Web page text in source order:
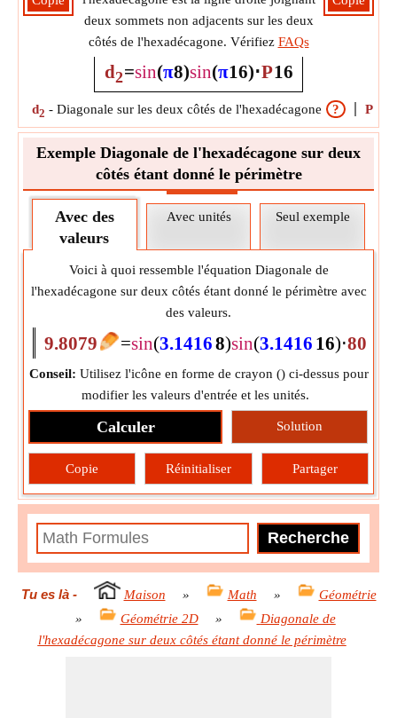
deux sommets non adjacents sur les deux
côtés de l'hexadécagone. Vérifiez FAQs
d2=sin(π8)sin(π16)⋅P16
d2 - Diagonale sur les deux côtés de l'hexadécagone ? P
Exemple Diagonale de l'hexadécagone sur deux
côtés étant donné le périmètre
Avec des
valeurs
Avec unités Seul exemple
Voici à quoi ressemble l'équation Diagonale de
l'hexadécagone sur deux côtés étant donné le périmètre avec
des valeurs.
9.8079 =sin(3.14168)sin(3.1416 16)⋅80
Conseil: Utilisez l'icône en forme de crayon () ci-dessus pour
modifier les valeurs d'entrée et les unités.
Calculer Solution
Copie Réinitialiser Partager
Tu es là- Maison » Math »
Géométrie
»
Géométrie 2D »
Diagonale de
l'hexadécagone sur deux côtés étant donné le périmètre